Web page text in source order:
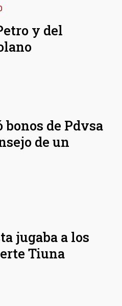
y del
de Pdvsa
de un
jugaba a los
Tiuna